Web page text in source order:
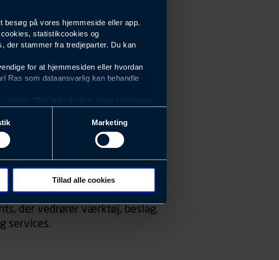
besøg på vores hjemmeside eller app.
statistikcookies og
der stammer fra tredjeparter. Du kan
for at hjemmesiden eller hvordan
Ras som dataansvarlig kan behandle
. Under "Om" kan du bl.a. finde information
og effektiviteten af vores
og som derfor skal være nemme at
søgeord, IP-adresse,
anvendes.
om dit foretrukne sprog, og den
Marketing
Tillad alle cookies
der vedrører værktøj, beslag,
services.